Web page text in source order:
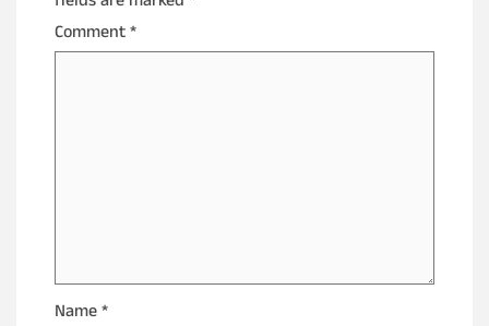
Comment*
Name*